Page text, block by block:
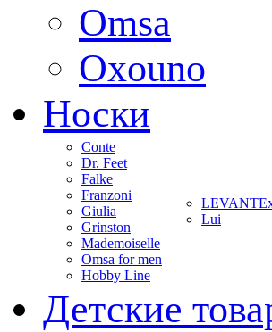
Omsa
Oxouno
Носки
Conte
Dr. Feet
Falke
Franzoni
Giulia
Grinston
Mademoiselle
Omsa for men
Hobby Line
Lui
Детские